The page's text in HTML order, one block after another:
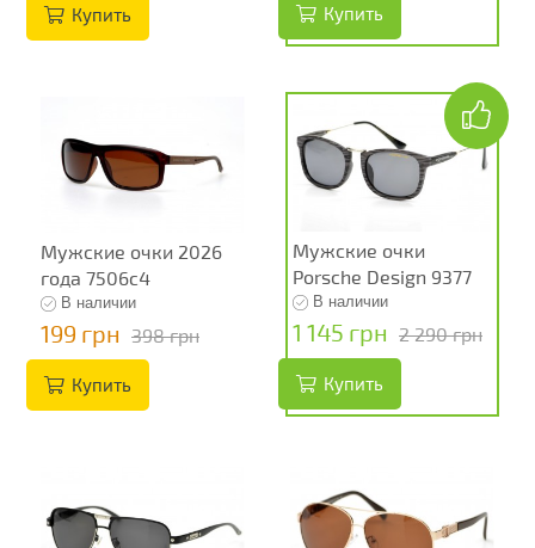
Купить Купить
Мужские очки 2026
года 7506c4
В наличии
199 грн 398 грн
Купить
Мужские очки
Porsche Design 9377
В наличии
1 145 грн 2 290 грн
Купить